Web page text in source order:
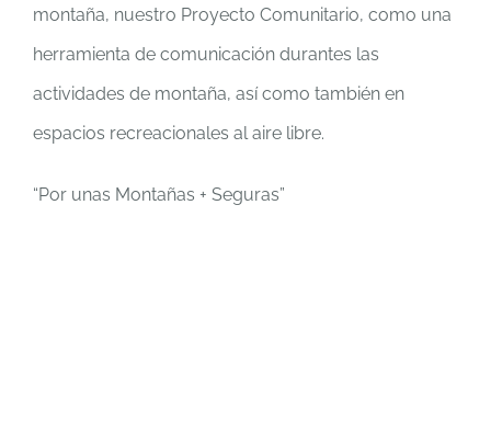
montaña, nuestro Proyecto Comunitario, como una
herramienta de comunicación durantes las
actividades de montaña, así como también en
espacios recreacionales al aire libre.
“Por unas Montañas + Seguras”